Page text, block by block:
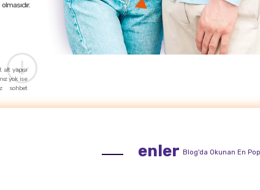
yapısı
yok ise
sohbet
enler Blog'da Okunan En